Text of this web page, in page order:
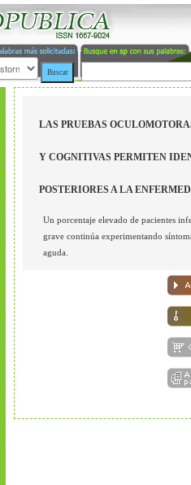
LAS PRUEBAS
Y COGNITIVAS PERMITEN
POSTERIORES A LA
Un porcentaje elevado de pacientes
grave continúa experimentando
aguda.